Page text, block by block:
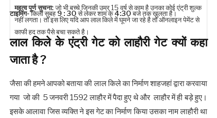
महत्व पूर्ण सुचना: जो भी बच्चे जिनकी उम्र 15 वर्ष से काम है उनका कोई एंट्री शुल्क
नहीं लगता। तो इस लिए यदि आप लाल किले में घूमने जा रहे है तो ऑनलाइन पेमेंट से
काफी हद तक पैसे बचा सकते है।
टाइमिंग-किला सुबह 9 : 30 से लेकर शाम के4:30 बजे तक खुलता है।
लाल किले के एंट्री गेट को लाहौरी गेट क्यों कहा
जाता है ?
जैसा की हमने आपको बताया की लाल किले का निर्माण शाहजहां द्वारा करवाया
गया जो की 5 जनवरी 1592 लाहौर में पैदा हुए थे और लाहौर में ही बड़े हुए।
इसके आलावा जिस व्यक्ति ने इस गेट का निर्माण किया उसका नाम लाहौरी था